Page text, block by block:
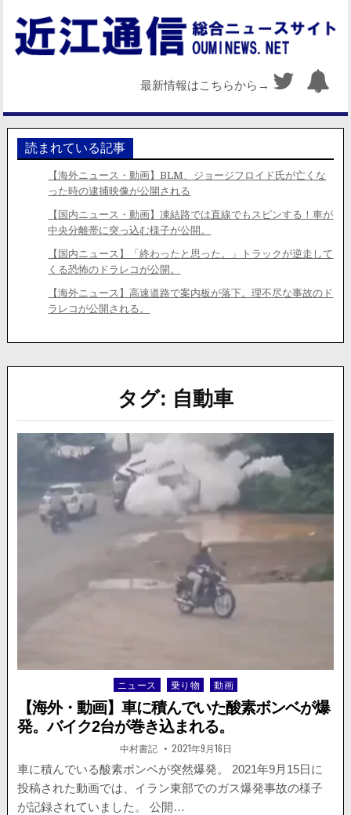
最新情報はこちらから→
読まれている記事
【海外ニュース・動画】BLM、ジョージフロイド氏が亡くな
った時の逮捕映像が公開される
【国内ニュース・動画】凍結路では直線でもスピンする！車が
中央分離帯に突っ込む様子が公開。
【国内ニュース】「終わったと思った。」トラックが逆走して
くる恐怖のドラレコが公開。
【海外ニュース】高速道路で案内板が落下。理不尽な事故のド
ラレコが公開される。
タグ: 自動車
Posted
in
ニュース 乗り物 動画
【海外・動画】車に積んでいた酸素ボンベが爆
発。バイク2台が巻き込まれる。
著
者:
中村書記 掲
載
日：
2021年9月16日
車に積んでいる酸素ボンベが突然爆発。 2021年9月15日に
投稿された動画では、イラン東部でのガス爆発事故の様子
が記録されていました。 公開…